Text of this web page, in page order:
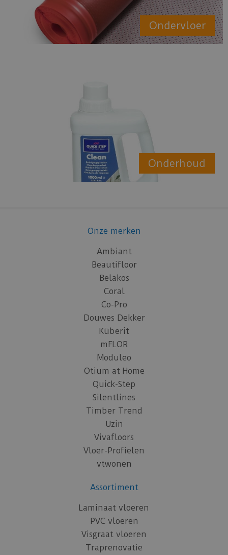
Ondervloer
Onderhoud
Onze merken
Ambiant
Beautifloor
Belakos
Coral
Co-Pro
Douwes Dekker
Küberit
mFLOR
Moduleo
Otium at Home
Quick-Step
Silentlines
Timber Trend
Uzin
Vivafloors
Vloer-Profielen
vtwonen
Assortiment
Laminaat vloeren
PVC vloeren
Visgraat vloeren
Traprenovatie